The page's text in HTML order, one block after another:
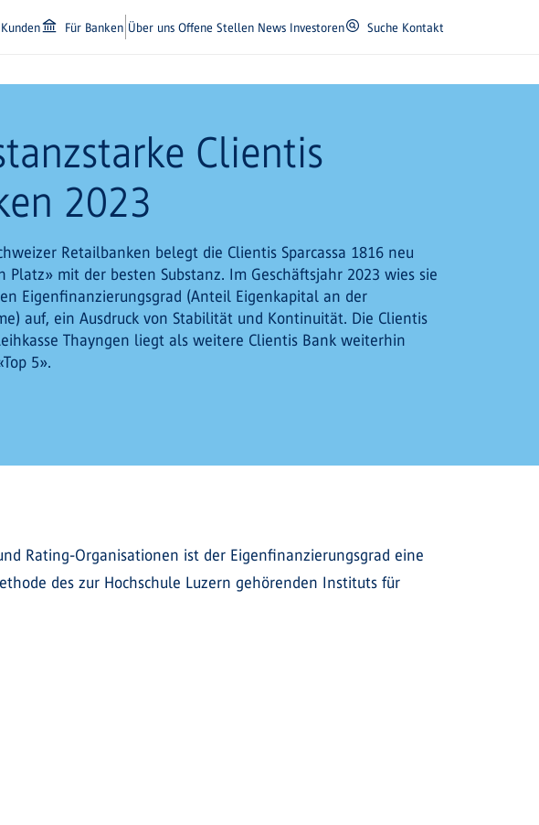
Für Banken Über uns Offene Stellen News Investoren Suche Kontakt
Clientis
2023
Retailbanken belegt die Clientis Sparcassa 1816 neu
Platz» mit der besten Substanz. Im Geschäftsjahr 2023 wies sie
Eigenfinanzierungsgrad (Anteil Eigenkapital an der
auf, ein Ausdruck von Stabilität und Kontinuität. Die Clientis
Thayngen liegt als weitere Clientis Bank weiterhin
5».
Rating-Organisationen ist der Eigenfinanzierungsgrad eine
des zur Hochschule Luzern gehörenden Instituts für